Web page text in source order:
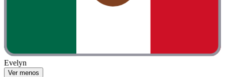
Evelyn
Ver menos